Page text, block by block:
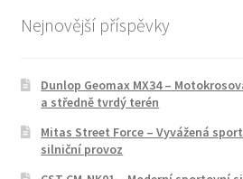
Nejnovější příspěvky
Dunlop Geomax MX34 –
a středně tvrdý terén
Mitas Street Force – Vyvážená
silniční provoz